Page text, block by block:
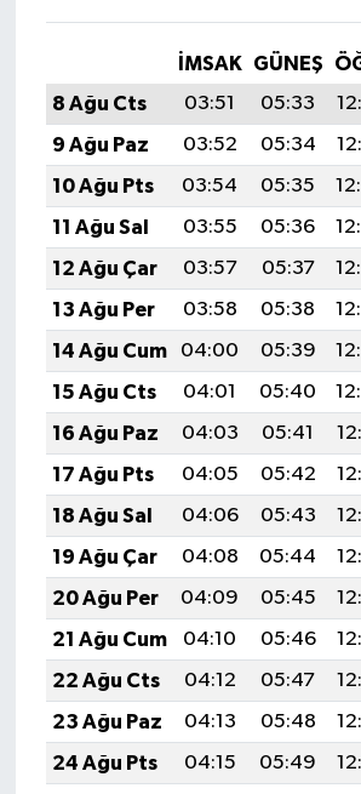
İMSAK GÜNEŞ
8 Ağu Cts
03:51 05:33
9 Ağu Paz
03:52 05:34
10 Ağu Pts
03:54 05:35
11 Ağu Sal
03:55 05:36
12 Ağu Çar
03:57 05:37
13 Ağu Per
03:58 05:38
14 Ağu Cum
04:00 05:39
15 Ağu Cts
04:01 05:40
16 Ağu Paz
04:03 05:41
17 Ağu Pts
04:05 05:42
18 Ağu Sal
04:06 05:43
19 Ağu Çar
04:08 05:44
20 Ağu Per
04:09 05:45
21 Ağu Cum
04:10 05:46
22 Ağu Cts
04:12 05:47
23 Ağu Paz
04:13 05:48
24 Ağu Pts
04:15 05:49